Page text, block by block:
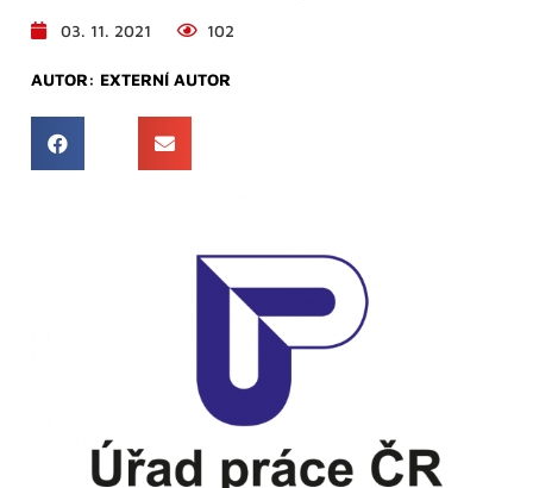
03. 11. 2021 102
AUTOR: EXTERNÍ AUTOR